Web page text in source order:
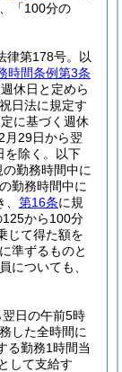
「100分の
律第178号。以
時間条例第3条
休日と定めら
日法に規定す
に基づく週休
月29日から翌
を除く。以下
勤務時間中に
勤務時間中に
第16条に規
から100分
じて得た額を
準ずるものと
についても、
日の午前5時
した全時間に
る勤務1時間当
して支給す